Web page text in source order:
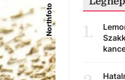
Northfoto 1.